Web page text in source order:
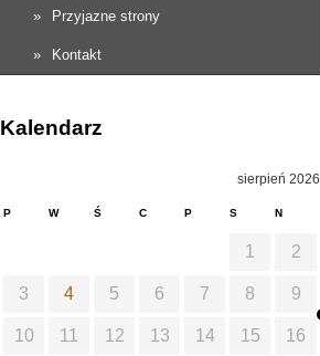
Przyjazne strony
Kontakt
Kalendarz
sierpień 2026
P W Ś C P S N
1 2
3 4 5 6 7 8 9
10 11 12 13 14 15 16